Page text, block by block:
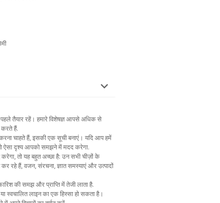
तैयार रहें। हमारे विशेषज्ञ आपसे अधिक से
करते हैं.
चाहते हैं, इसकी एक सूची बनाएं। यदि आप हमें
ऐसा दृश्य आपको समझने में मदद करेगा.
तो यह बहुत अच्छा है: उन सभी चीज़ों के
रहे हैं, वजन, संरचना, ज्ञात समस्याएं और उत्पादों
की समझ और प्राप्ति में तेजी लाता है.
स्वचालित लाइन का एक हिस्सा हो सकता है।